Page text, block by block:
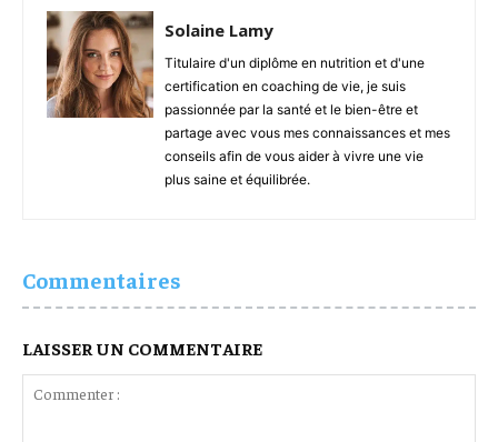
Solaine Lamy
Titulaire d'un diplôme en nutrition et d'une
certification en coaching de vie, je suis
passionnée par la santé et le bien-être et
partage avec vous mes connaissances et mes
conseils afin de vous aider à vivre une vie
plus saine et équilibrée.
Commentaires
LAISSER UN COMMENTAIRE